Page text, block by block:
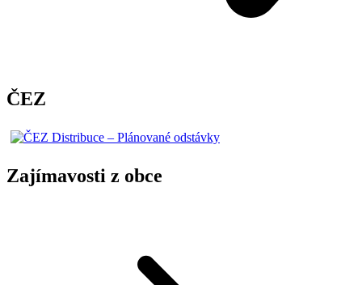
ČEZ
Zajímavosti z obce